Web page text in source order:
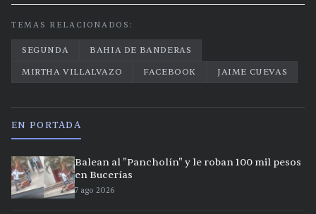
TEMAS RELACIONADOS:
SEGUNDA
BAHIA DE BANDERAS
MIRTHA VILLALVAZO
FACEBOOK JAIME CUEVAS
EN PORTADA
Balean al "Pancholín" y le roban 100 mil pesos
en Bucerías
7 ago 2026